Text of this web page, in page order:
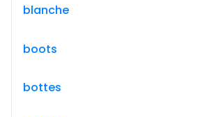
blanche
boots
bottes